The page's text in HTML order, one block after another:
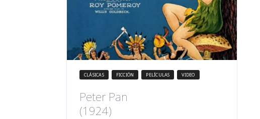
CLÁSICAS FICCIÓN PELÍCULAS VIDEO
Peter Pan
(1924)